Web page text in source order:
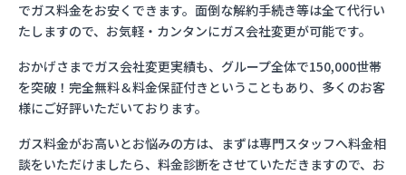
でガス料金をお安くできます。面倒な解約手続き等は全て代行い
たしますので、お気軽・カンタンにガス会社変更が可能です。
おかげさまでガス会社変更実績も、グループ全体で150,000世帯
を突破！完全無料＆料金保証付きということもあり、多くのお客
様にご好評いただいております。
ガス料金がお高いとお悩みの方は、まずは専門スタッフへ料金相
談をいただけましたら、料金診断をさせていただきますので、お